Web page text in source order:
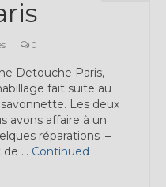
| 0
Detouche Paris,
fait suite au
Les deux
avons affaire à un
réparations :–
de … Continued